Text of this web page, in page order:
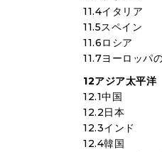
11.4イタリア
11.5スペイン
11.6ロシア
11.7ヨーロッパ
12アジア太平洋
12.1中国
12.2日本
12.3インド
12.4韓国